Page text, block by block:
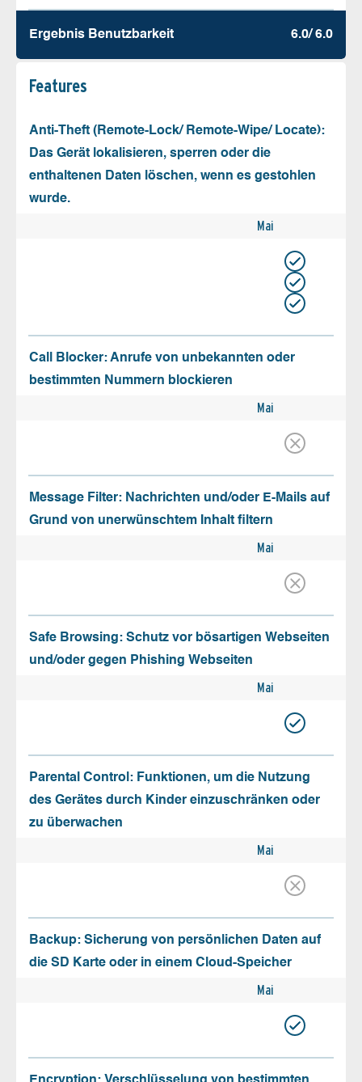
Ergebnis Benutz­barkeit 6.0/ 6.0
Features
Anti-Theft (Remote-Lock/ Remote-Wipe/ Locate):
Das Gerät lokalisieren, sperren oder die
enthaltenen Daten löschen, wenn es gestohlen
wurde.
Mai
Call Blocker: Anrufe von unbekannten oder
bestimmten Nummern blockieren
Mai
Message Filter: Nachrichten und/oder E-Mails auf
Grund von unerwünschtem Inhalt filtern
Mai
Safe Browsing: Schutz vor bösartigen Webseiten
und/oder gegen Phishing Webseiten
Mai
Parental Control: Funktionen, um die Nutzung
des Gerätes durch Kinder einzuschränken oder
zu überwachen
Mai
Backup: Sicherung von persönlichen Daten auf
die SD Karte oder in einem Cloud-Speicher
Mai